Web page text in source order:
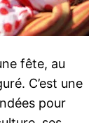
fête, au
C’est une
pour